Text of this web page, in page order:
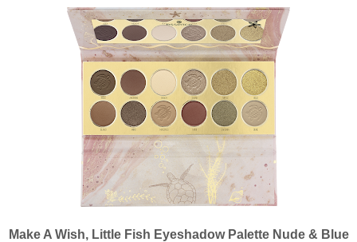
Make A Wish, Little Fish Eyeshadow Palette Nude & Blue